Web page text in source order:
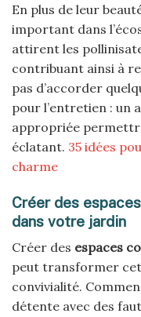
En plus de leur
important dans
attirent les
contribuant ainsi à
pas d’accorder
pour l’entretien : un
appropriée
éclatant. 35 idées
charme
Créer des
dans votre jardin
Créer des espaces
peut transformer cet
convivialité.
détente avec des